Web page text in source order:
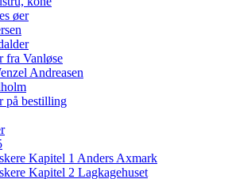
øer
fra Vanløse
Andreasen
på bestilling
Kapitel 1 Anders Axmark
Kapitel 2 Lagkagehuset